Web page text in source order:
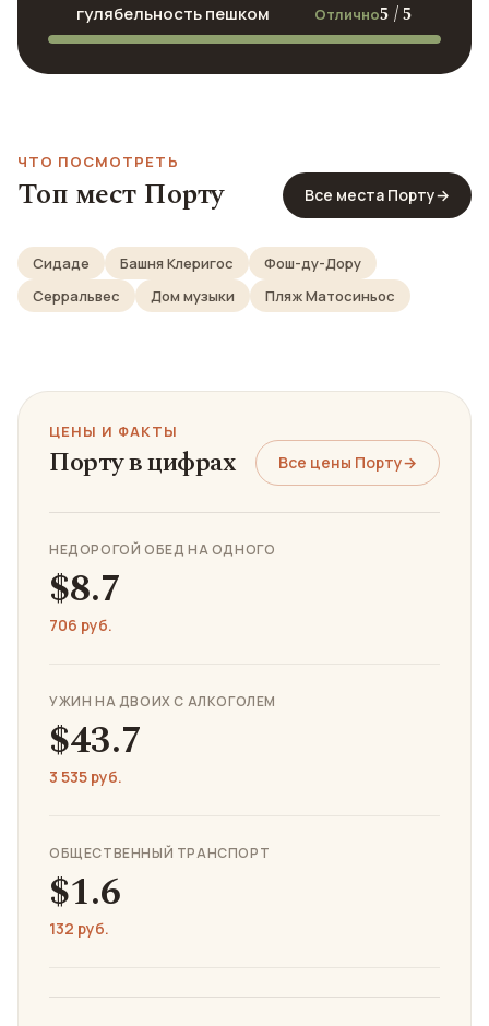
гулябельность пешком Отлично5 / 5
ЧТО ПОСМОТРЕТЬ
Топ мест Порту Все места Порту→
Сидаде Башня Клеригос
Фош-ду-Дору
Серральвес
Дом музыки Пляж Матосиньос
ЦЕНЫ И ФАКТЫ
Порту в цифрах Все цены Порту→
НЕДОРОГОЙ ОБЕД НА ОДНОГО
$8.7
706 руб.
УЖИН НА ДВОИХ С АЛКОГОЛЕМ
$43.7
3 535 руб.
ОБЩЕСТВЕННЫЙ ТРАНСПОРТ
$1.6
132 руб.